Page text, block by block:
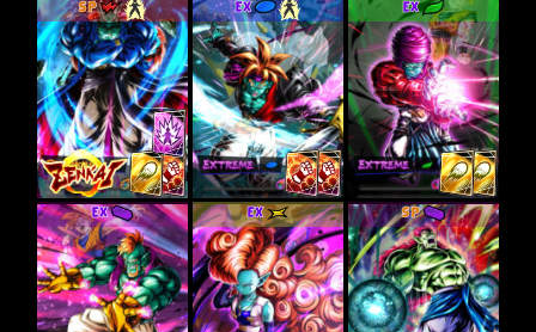
SP EX EX
EX EX SP